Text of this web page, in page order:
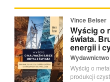
Vince Beiser
Wyścig o
świata.
energii i
Wyścig o
produkcji